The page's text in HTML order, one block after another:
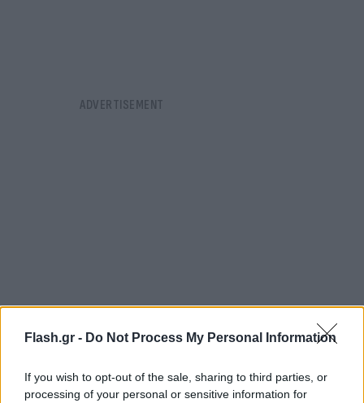
Flash.gr - Do Not Process My Personal Information
If you wish to opt-out of the sale, sharing to third parties, or
processing of your personal or sensitive information for